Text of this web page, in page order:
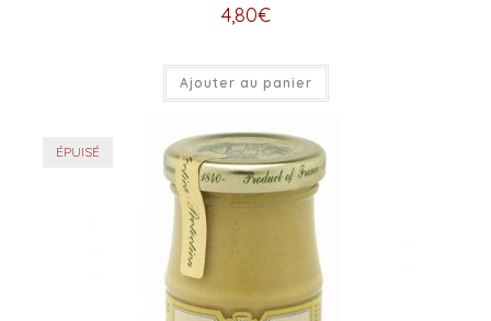
4,80€
Ajouter au panier
ÉPUISÉ